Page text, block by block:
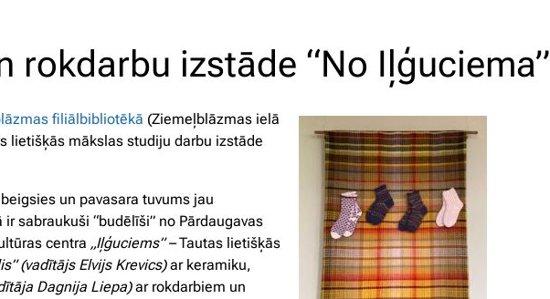
rokdarbu izstāde “No Iļģuciema”
filiālbibliotēkā (Ziemeļblāzmas ielā
lietišķās mākslas studiju darbu izstāde
un pavasara tuvums jau
sabraukuši “budēlīši” no Pārdaugavas
centra „Iļģuciems” –Tautas lietišķās
(vadītājs Elvijs Krevics)ar keramiku,
Dagnija Liepa)ar rokdarbiem un